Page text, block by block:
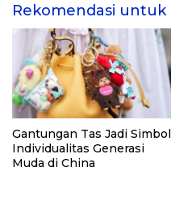
Rekomendasi untuk
Gantungan Tas Jadi Simbol
Individualitas Generasi
Muda di China